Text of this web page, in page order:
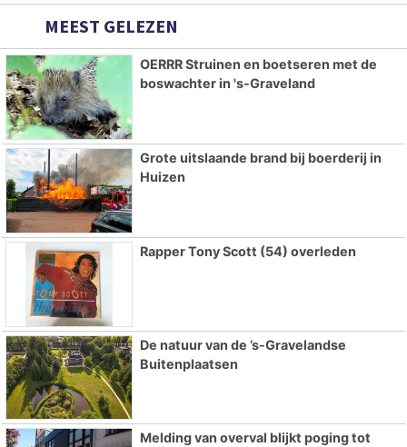
MEEST GELEZEN
OERRR Struinen en boetseren met de
boswachter in 's-Graveland
Grote uitslaande brand bij boerderij in
Huizen
Rapper Tony Scott (54) overleden
De natuur van de ’s-Gravelandse
Buitenplaatsen
Melding van overval blijkt poging tot